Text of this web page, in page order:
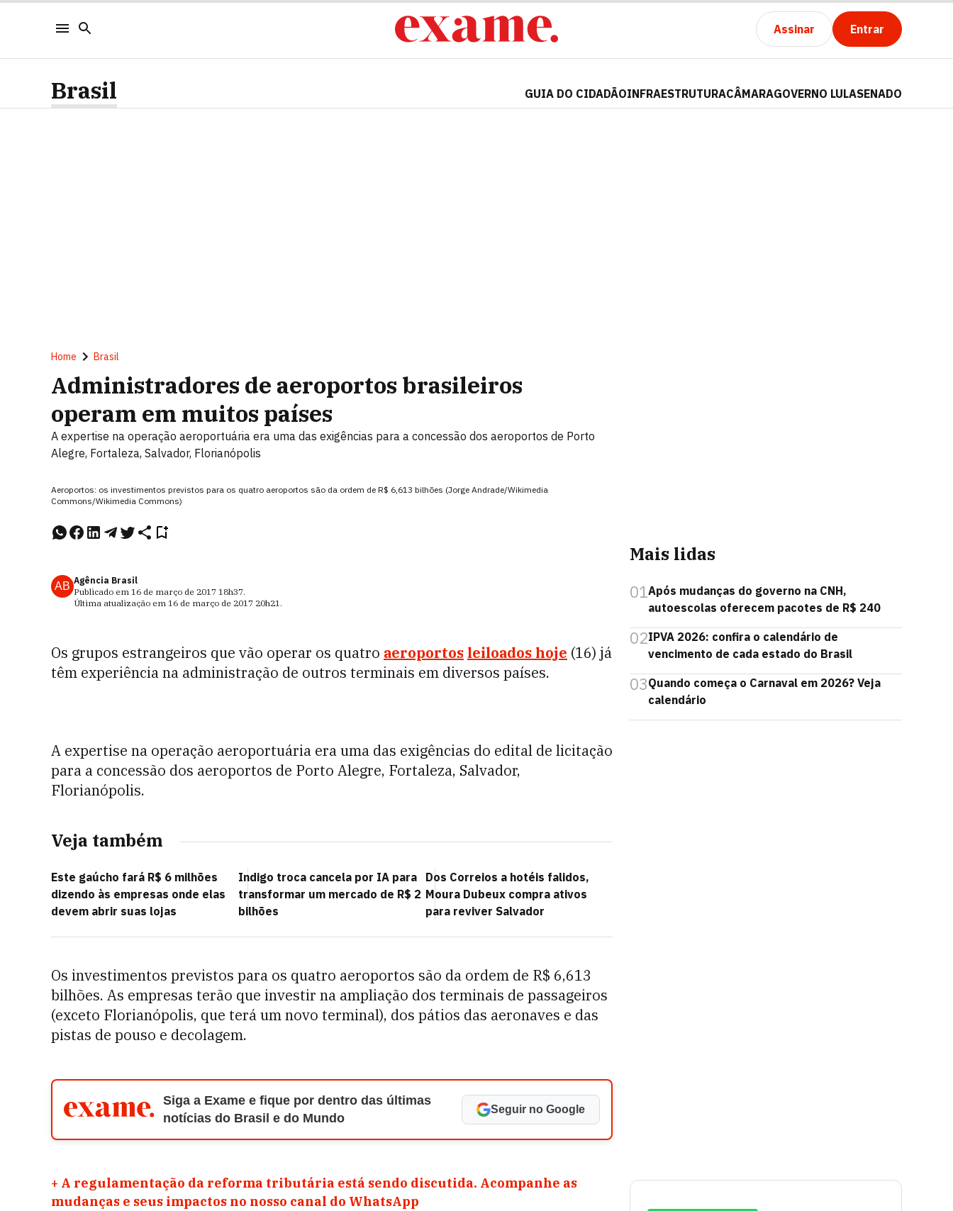
Assinar Entrar
Brasil GUIA DO CIDADÃOINFRAESTRUTURACÂMARAGOVERNO LULASENADO
Home Brasil
Administradores de aeroportos brasileiros
operam em muitos países
A expertise na operação aeroportuária era uma das exigências para a concessão dos aeroportos de Porto
Alegre, Fortaleza, Salvador, Florianópolis
Aeroportos: os investimentos previstos para os quatro aeroportos são da ordem de R$ 6,613 bilhões (Jorge Andrade/Wikimedia
Commons/Wikimedia Commons)
AB Agência Brasil
Publicado em 16 de março de 2017 18h37.
Última atualização em 16 de março de 2017 20h21.
Os grupos estrangeiros que vão operar os quatro aeroportos leiloados hoje (16) já
têm experiência na administração de outros terminais em diversos países.
A expertise na operação aeroportuária era uma das exigências do edital de licitação
para a concessão dos aeroportos de Porto Alegre, Fortaleza, Salvador,
Florianópolis.
Veja também
Este gaúcho fará R$ 6 milhões
dizendo às empresas onde elas
devem abrir suas lojas
Indigo troca cancela por IA para
transformar um mercado de R$ 2
bilhões
Dos Correios a hotéis falidos,
Moura Dubeux compra ativos
para reviver Salvador
Os investimentos previstos para os quatro aeroportos são da ordem de R$ 6,613
bilhões. As empresas terão que investir na ampliação dos terminais de passageiros
(exceto Florianópolis, que terá um novo terminal), dos pátios das aeronaves e das
pistas de pouso e decolagem.
Siga a Exame e fique por dentro das últimas
notícias do Brasil e do Mundo
Seguir no Google
+ A regulamentação da reforma tributária está sendo discutida. Acompanhe as
mudanças e seus impactos no nosso canal do WhatsApp
Mais lidas
01Após mudanças do governo na CNH,
autoescolas oferecem pacotes de R$ 240
02IPVA 2026: confira o calendário de
vencimento de cada estado do Brasil
03Quando começa o Carnaval em 2026? Veja
calendário